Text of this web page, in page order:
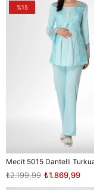
₺1.869,99
₺2.199,99
Ürün
%15